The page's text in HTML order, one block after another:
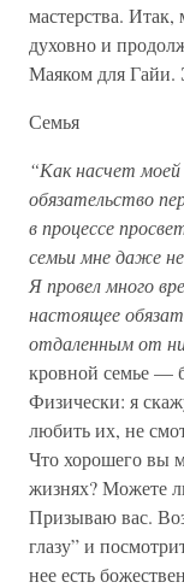
мастерства. Итак,
духовно и
Маяком для Гайи.
Семья
“Как насчет
обязательство
в процессе
семьи мне даже
Я провел много
настоящее
отдаленным от
кровной семье —
Физически: я
любить их, не
Что хорошего вы
жизнях? Можете
Призываю вас.
глазу” и
нее есть